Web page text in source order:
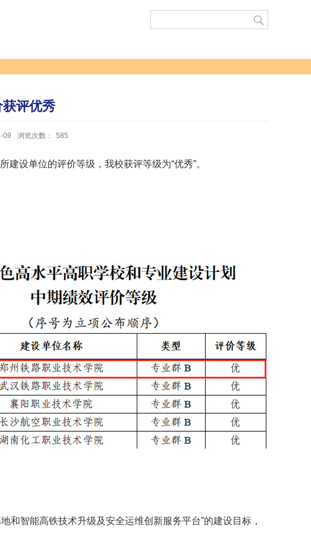
评优秀
09 浏览次数： 585
建设单位的评价等级，我校获评等级为“优秀”。
和智能高铁技术升级及安全运维创新服务平台”的建设目标，